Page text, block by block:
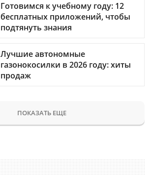
Готовимся к учебному году: 12
бесплатных приложений, чтобы
подтянуть знания
Лучшие автономные
газонокосилки в 2026 году: хиты
продаж
ПОКАЗАТЬ ЕЩЕ